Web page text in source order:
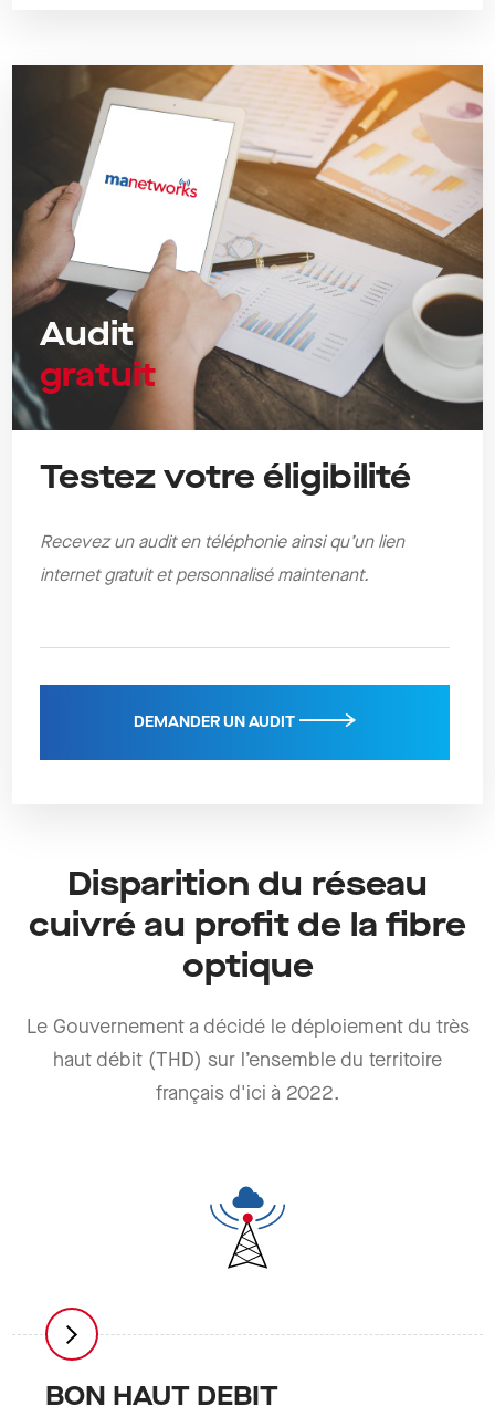
Audit
gratuit
Testez votre éligibilité
Recevez un audit en téléphonie ainsi qu’un lien
internet gratuit et personnalisé maintenant.
DEMANDER UN AUDIT
Disparition du réseau
cuivré au profit de la fibre
optique
Le Gouvernement a décidé le déploiement du très
haut débit (THD) sur l’ensemble du territoire
français d'ici à 2022.
BON HAUT DEBIT